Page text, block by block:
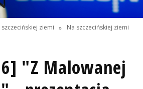
szczecińskiej ziemi » Na szczecińskiej ziemi
"Z Malowanej